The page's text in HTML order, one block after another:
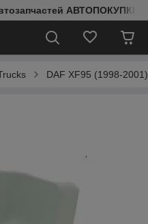
АВТОПОКУПКИ
DAF XF95 (1998-2001)